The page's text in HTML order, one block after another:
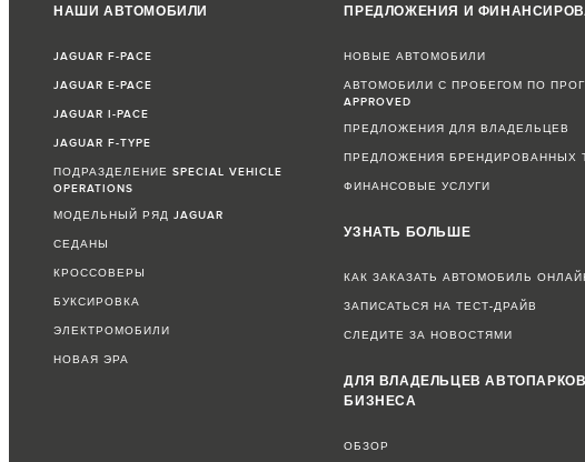
НАШИ АВТОМОБИЛИ
JAGUAR F-PACE
JAGUAR E-PACE
JAGUAR I-PACE
JAGUAR F-TYPE
ПОДРАЗДЕЛЕНИЕ SPECIAL VEHICLE
OPERATIONS
МОДЕЛЬНЫЙ РЯД JAGUAR
СЕДАНЫ
КРОССОВЕРЫ
БУКСИРОВКА
ЭЛЕКТРОМОБИЛИ
НОВАЯ ЭРА
ПРЕДЛОЖЕНИЯ И
НОВЫЕ АВТОМОБИЛИ
АВТОМОБИЛИ С ПРОБЕГОМ ПО
APPROVED
ПРЕДЛОЖЕНИЯ ДЛЯ ВЛАДЕЛЬЦЕВ
ПРЕДЛОЖЕНИЯ БРЕНДИРОВАННЫХ
ФИНАНСОВЫЕ УСЛУГИ
УЗНАТЬ БОЛЬШЕ
КАК ЗАКАЗАТЬ АВТОМОБИЛЬ
ЗАПИСАТЬСЯ НА ТЕСТ-ДРАЙВ
СЛЕДИТЕ ЗА НОВОСТЯМИ
ДЛЯ ВЛАДЕЛЬЦЕВ
БИЗНЕСА
ОБЗОР